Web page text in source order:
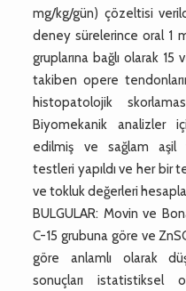
mg/kg/gün) çözeltisi
deney sürelerince oral 1
gruplarına bağlı olarak
takiben opere
histopatolojik
Biyomekanik analizler
edilmiş ve sağlam aşil
testleri yapıldı ve her bir
ve tokluk değerleri
BULGULAR: Movin ve
C-15 grubuna göre ve
göre anlamlı olarak
sonuçları istatistiksel